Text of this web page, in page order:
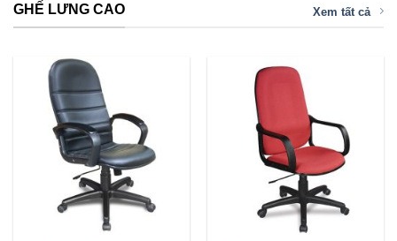
GHẾ LƯNG CAO Xem tất cả